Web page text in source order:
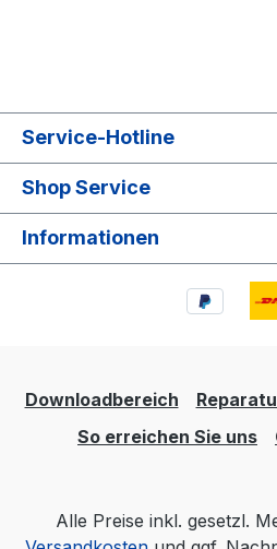
Service-Hotline
Shop Service
Informationen
Downloadbereich
So erreichen Sie uns
Alle Preise inkl. gesetzl.